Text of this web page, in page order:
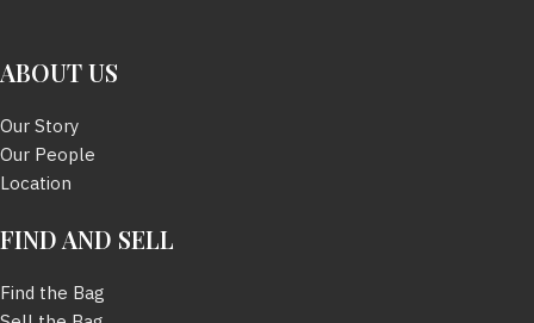
ABOUT US
Our Story
Our People
Location
FIND AND SELL
Find the Bag